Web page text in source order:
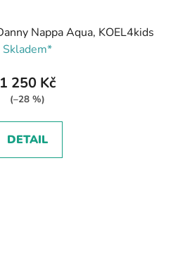
Nappa Aqua, KOEL4kids
Skladem*
1 250 Kč
(–28 %)
DETAIL